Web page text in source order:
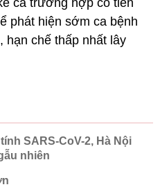
cả trường hợp có tiền
phát hiện sớm ca bệnh
hạn chế thấp nhất lây
SARS-CoV-2, Hà Nội
nhiên